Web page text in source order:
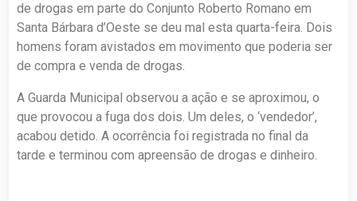
de drogas em parte do Conjunto Roberto Romano em
Santa Bárbara d’Oeste se deu mal esta quarta-feira. Dois
homens foram avistados em movimento que poderia ser
de compra e venda de drogas.
A Guarda Municipal observou a ação e se aproximou, o
que provocou a fuga dos dois. Um deles, o ‘vendedor’,
acabou detido. A ocorrência foi registrada no final da
tarde e terminou com apreensão de drogas e dinheiro.